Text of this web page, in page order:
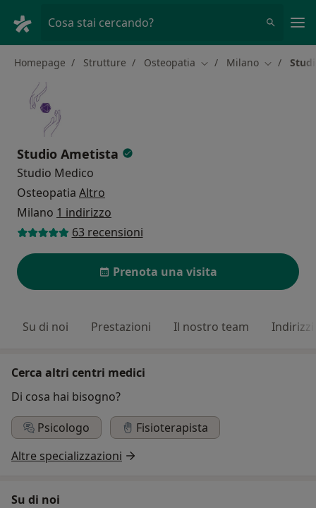
Cosa stai cercando?
Homepage Strutture Osteopatia Cambia città
Milano Cambia
Studio Ametista
Studio Medico
Osteopatia Altro
Milano 1 indirizzo
63 recensioni
Prenota una visita
Su di noi Prestazioni Il nostro team Indirizzi
Cerca altri centri medici
Di cosa hai bisogno?
Psicologo
Fisioterapista
Altre specializzazioni
Su di noi